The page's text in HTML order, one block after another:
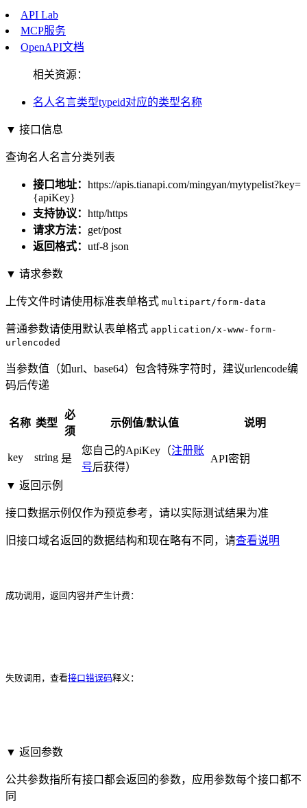
API Lab
MCP服务
OpenAPI文档
相关资源：
名人名言类型typeid对应的类型名称
▼ 接口信息
查询名人名言分类列表
接口地址： https://apis.tianapi.com/mingyan/mytypelist?key=
{apiKey}
支持协议： http/https
请求方法： get/post
返回格式： utf-8 json
▼ 请求参数
上传文件时请使用标准表单格式 multipart/form-data
普通参数请使用默认表单格式 application/x-www-form-
urlencoded
当参数值（如url、base64）包含特殊字符时，建议urlencode编
码后传递
名称 类型
必
须
示例值/默认值 说明
key string 是
您自己的ApiKey（注册账
号后获得）
API密钥
▼ 返回示例
接口数据示例仅作为预览参考，请以实际测试结果为准
旧接口域名返回的数据结构和现在略有不同，请查看说明
成功调用，返回内容并产生计费：
失败调用，查看接口错误码释义：
▼ 返回参数
公共参数指所有接口都会返回的参数，应用参数每个接口都不
同